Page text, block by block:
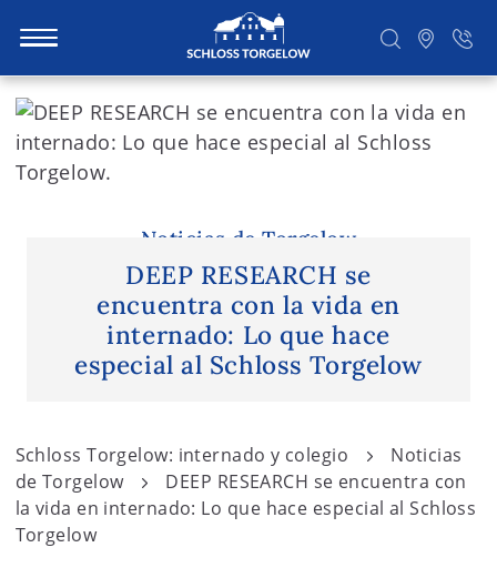
S
Suchen
Noticias de Torgelow
DEEP RESEARCH se
encuentra con la vida en
internado: Lo que hace
especial al Schloss Torgelow
Schloss Torgelow: internado y colegio
Noticias
de Torgelow
DEEP RESEARCH se encuentra con
la vida en internado: Lo que hace especial al Schloss
Torgelow